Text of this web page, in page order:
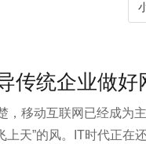
传统企业做好
，移动互联网已经成为
上天”的风。IT时代正